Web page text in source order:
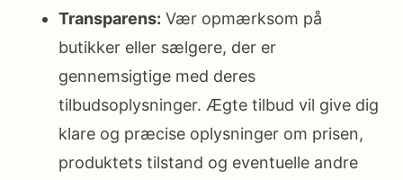
Transparens: Vær opmærksom på
butikker eller sælgere, der er
gennemsigtige med deres
tilbudsoplysninger. Ægte tilbud vil give dig
klare og præcise oplysninger om prisen,
produktets tilstand og eventuelle andre